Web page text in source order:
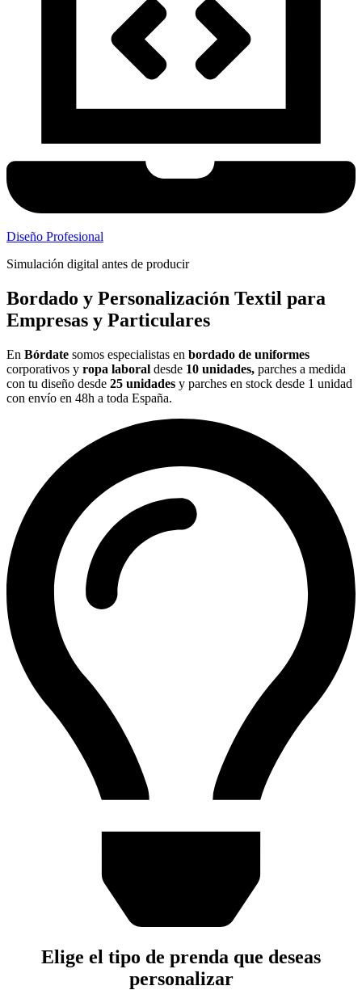
Diseño Profesional
Simulación digital antes de producir
Bordado y Personalización Textil para
Empresas y Particulares
En Bórdate somos especialistas en bordado de uniformes
corporativos y ropa laboral desde 10 unidades, parches a medida
con tu diseño desde 25 unidades y parches en stock desde 1 unidad
con envío en 48h a toda España.
Elige el tipo de prenda que deseas
personalizar